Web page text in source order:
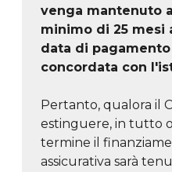
venga mantenuto
minimo di 25 mesi
data di
concordata con
Pertanto, qualora il
estinguere, in tutto
termine il
assicurativa sarà